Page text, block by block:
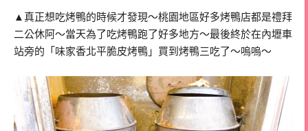
▲真正想吃烤鴨的時候才發現～桃園地區好多烤鴨店都是禮拜
二公休阿～當天為了吃烤鴨跑了好多地方～最後終於在內壢車
站旁的「味家香北平脆皮烤鴨」買到烤鴨三吃了～嗚嗚～